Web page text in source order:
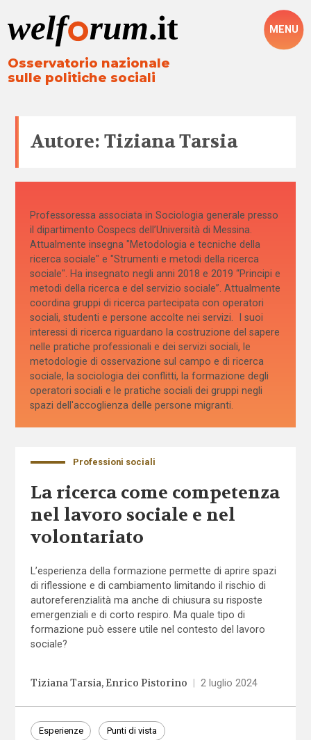
Osservatorio nazionale
sulle politiche sociali
MENU
Autore: Tiziana Tarsia
Professoressa associata in Sociologia generale presso
il dipartimento Cospecs dell’Università di Messina.
Attualmente insegna "Metodologia e tecniche della
ricerca sociale" e "Strumenti e metodi della ricerca
sociale". Ha insegnato negli anni 2018 e 2019 “Principi e
metodi della ricerca e del servizio sociale”. Attualmente
coordina gruppi di ricerca partecipata con operatori
sociali, studenti e persone accolte nei servizi. I suoi
interessi di ricerca riguardano la costruzione del sapere
nelle pratiche professionali e dei servizi sociali, le
metodologie di osservazione sul campo e di ricerca
sociale, la sociologia dei conflitti, la formazione degli
operatori sociali e le pratiche sociali dei gruppi negli
spazi dell'accoglienza delle persone migranti. ​
Professioni sociali
La ricerca come competenza
nel lavoro sociale e nel
volontariato
L’esperienza della formazione permette di aprire spazi
di riflessione e di cambiamento limitando il rischio di
autoreferenzialità ma anche di chiusura su risposte
emergenziali e di corto respiro. Ma quale tipo di
formazione può essere utile nel contesto del lavoro
sociale?
Tiziana Tarsia Enrico Pistorino 2 luglio 2024
Esperienze Punti di vista